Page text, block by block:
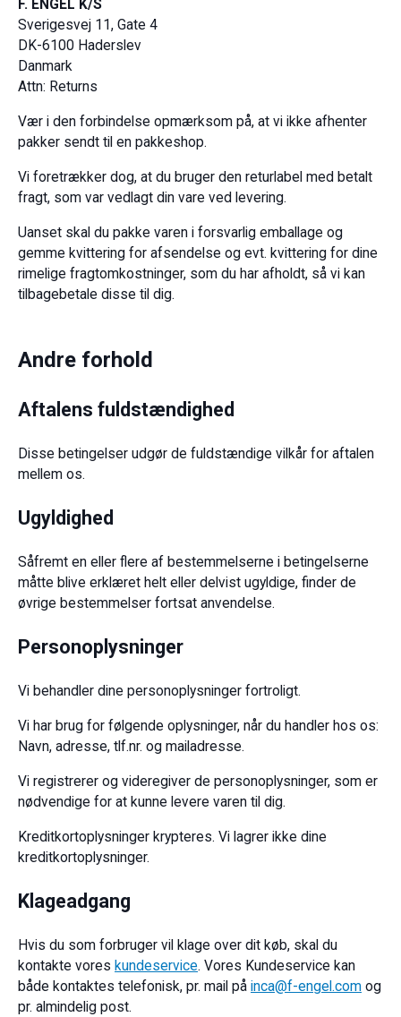
F. ENGEL K/S
Sverigesvej 11, Gate 4
DK-6100 Haderslev
Danmark
Attn: Returns
Vær i den forbindelse opmærksom på, at vi ikke afhenter
pakker sendt til en pakkeshop.
Vi foretrækker dog, at du bruger den returlabel med betalt
fragt, som var vedlagt din vare ved levering.
Uanset skal du pakke varen i forsvarlig emballage og
gemme kvittering for afsendelse og evt. kvittering for dine
rimelige fragtomkostninger, som du har afholdt, så vi kan
tilbagebetale disse til dig.
Andre forhold
Aftalens fuldstændighed
Disse betingelser udgør de fuldstændige vilkår for aftalen
mellem os.
Ugyldighed
Såfremt en eller flere af bestemmelserne i betingelserne
måtte blive erklæret helt eller delvist ugyldige, finder de
øvrige bestemmelser fortsat anvendelse.
Personoplysninger
Vi behandler dine personoplysninger fortroligt.
Vi har brug for følgende oplysninger, når du handler hos os:
Navn, adresse, tlf.nr. og mailadresse.
Vi registrerer og videregiver de personoplysninger, som er
nødvendige for at kunne levere varen til dig.
Kreditkortoplysninger krypteres. Vi lagrer ikke dine
kreditkortoplysninger.
Klageadgang
Hvis du som forbruger vil klage over dit køb, skal du
kontakte vores kundeservice. Vores Kundeservice kan
både kontaktes telefonisk, pr. mail på inca@f-engel.com og
pr. almindelig post.